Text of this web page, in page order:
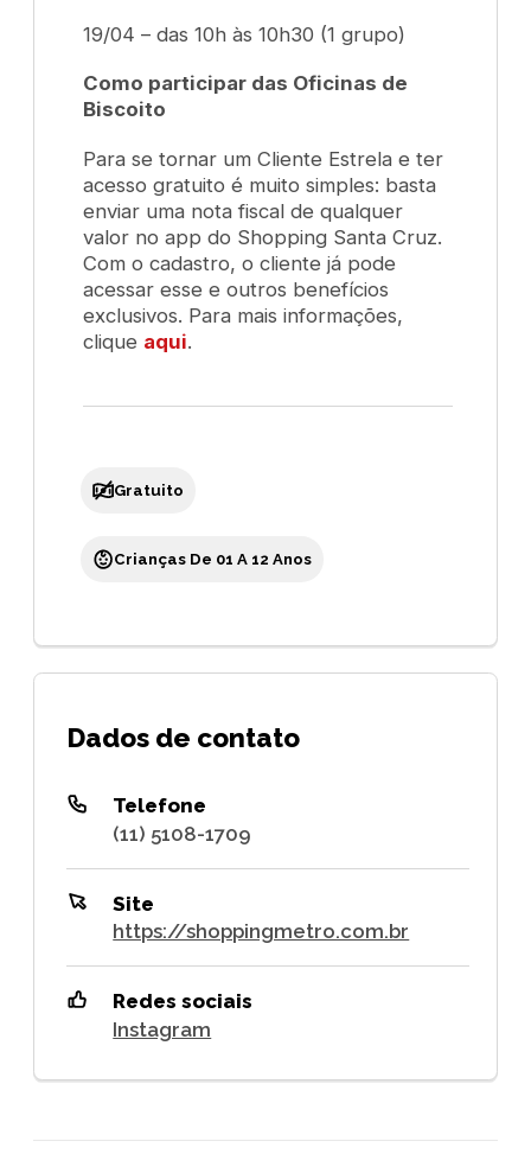
19/04 – das 10h às 10h30 (1 grupo)
Como participar das Oficinas de
Biscoito
Para se tornar um Cliente Estrela e ter
acesso gratuito é muito simples: basta
enviar uma nota fiscal de qualquer
valor no app do Shopping Santa Cruz.
Com o cadastro, o cliente já pode
acessar esse e outros benefícios
exclusivos. Para mais informações,
clique aqui.
Gratuito
Crianças De 01 A 12 Anos
Dados de contato
Telefone
(11) 5108-1709
Site
https://shoppingmetro.com.br
Redes sociais
Instagram